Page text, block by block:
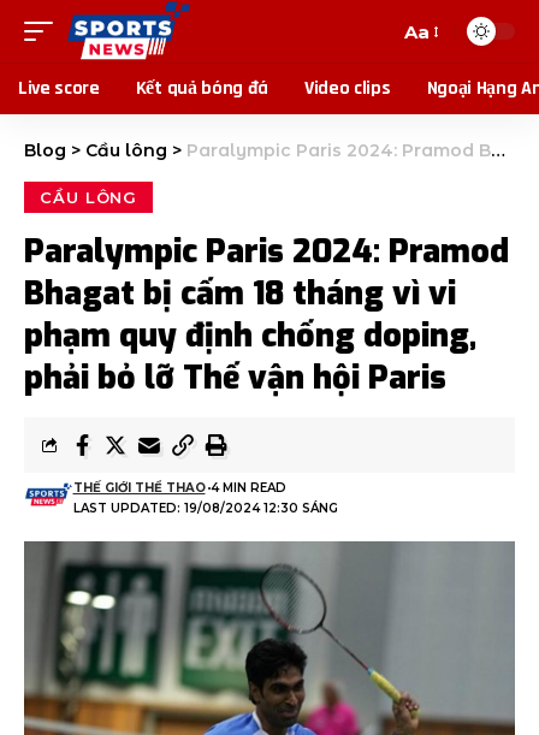
Aa
Live score Kết quả bóng đá Video clips Ngoại Hạng
Blog > Cầu lông > Paralympic Paris 2024: Pramod Bhagat bị cấm 18 tháng vì vi phạm quy định chống doping, phải bỏ lỡ Thế vận hội Paris
CẦU LÔNG
Paralympic Paris 2024: Pramod
Bhagat bị cấm 18 tháng vì vi
phạm quy định chống doping,
phải bỏ lỡ Thế vận hội Paris
LAST UPDATED: 19/08/2024 12:30 SÁNG
THẾ GIỚI THỂ THAO 4 MIN READ